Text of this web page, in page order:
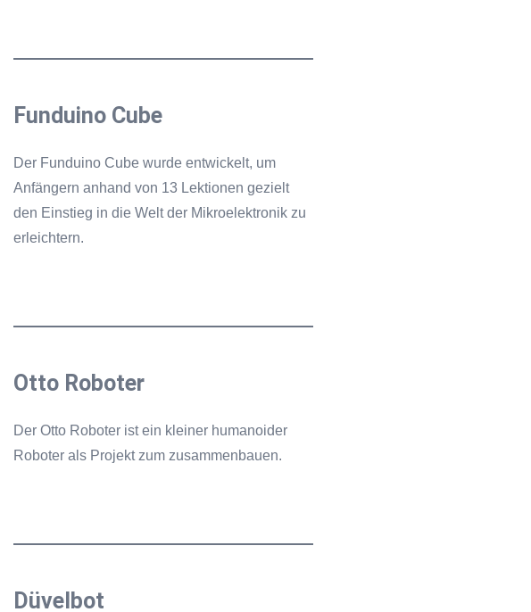
Funduino Cube
Der Funduino Cube wurde entwickelt, um
Anfängern anhand von 13 Lektionen gezielt
den Einstieg in die Welt der Mikroelektronik zu
erleichtern.
Otto Roboter
Der Otto Roboter ist ein kleiner humanoider
Roboter als Projekt zum zusammenbauen.
Düvelbot